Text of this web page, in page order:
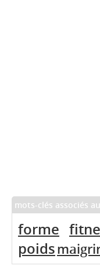
mots-clés associés
forme
poids